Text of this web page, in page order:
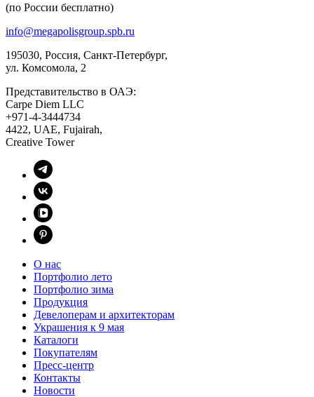
(по России бесплатно)
info@megapolisgroup.spb.ru
195030, Россия, Санкт-Петербург,
ул. Комсомола, 2
Представительство в ОАЭ:
Carpe Diem LLC
+971-4-3444734
4422, UAE, Fujairah,
Creative Tower
О нас
Портфолио лето
Портфолио зима
Продукция
Девелоперам и архитекторам
Украшения к 9 мая
Каталоги
Покупателям
Пресс-центр
Контакты
Новости